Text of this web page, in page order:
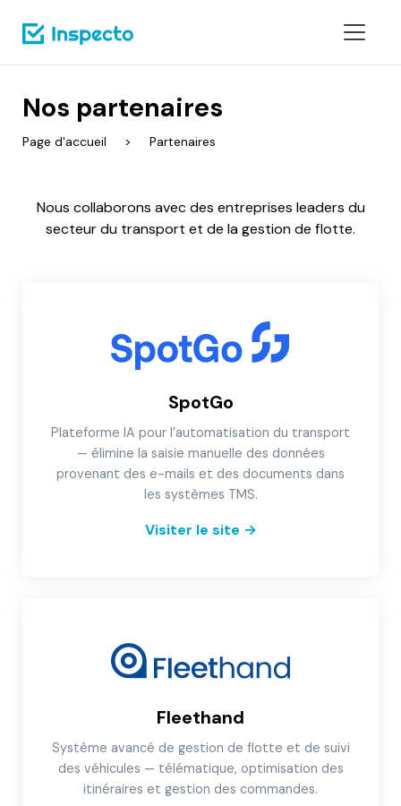
Nos partenaires
Page d'accueil Partenaires
Nous collaborons avec des entreprises leaders du
secteur du transport et de la gestion de flotte.
SpotGo
Plateforme IA pour l’automatisation du transport
— élimine la saisie manuelle des données
provenant des e-mails et des documents dans
les systèmes TMS.
Visiter le site →
Fleethand
Système avancé de gestion de flotte et de suivi
des véhicules — télématique, optimisation des
itinéraires et gestion des commandes.